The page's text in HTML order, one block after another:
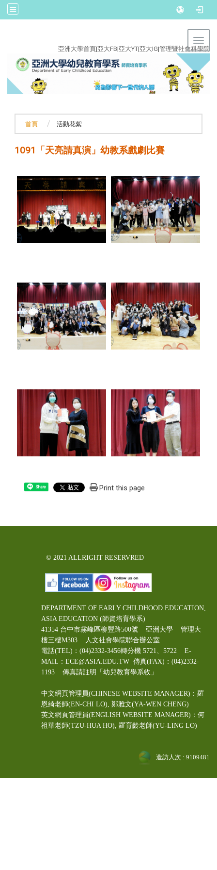
亞洲大學首頁|亞大FB|亞大YT|亞大IG|管理暨社會科學院
首頁 活動花絮
1091「天亮請真演」幼教系戲劇比賽
Share Print this page
© 2021 ALLRIGHT RESERVRED
DEPARTMENT OF EARLY CHILDHOOD EDUCATION,
ASIA EDUCATION (師資培育學系)
41354 台中市霧峰區柳豐路500號 亞洲大學 管理大
樓三樓M303 人文社會學院聯合辦公室
電話(TEL)：(04)2332-3456轉分機 5721、5722 E-
MAIL：ECE@ASIA.EDU.TW 傳真(FAX)：(04)2332-
1193 傳真請註明「幼兒教育學系收」
中文網頁管理員(CHINESE WEBSITE MANAGER)：羅
恩綺老師(EN-CHI LO) , 鄭雅文(YA-WEN CHENG)
英文網頁管理員(ENGLISH WEBSITE MANAGER)：何
祖華老師(TZU-HUA HO), 羅育齡老師(YU-LING LO)
造訪人次 : 9109481